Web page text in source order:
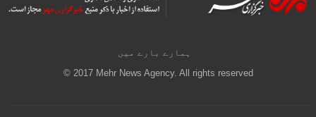
ہمارے بارے میں
© 2017 Mehr News Agency. All rights reserved